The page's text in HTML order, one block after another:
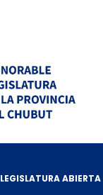
LEGISLATURA ABIERTA